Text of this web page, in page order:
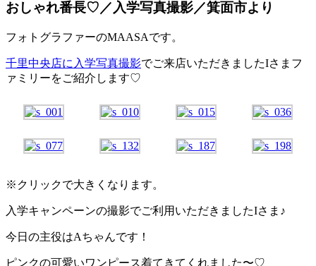
おしゃれ番長♡／入学写真撮影／箕面市より
フォトグラファーのMAASAです。
千里中央店に入学写真撮影でご来店いただきましたIさまフ
ァミリーをご紹介します♡
※クリックで大きくなります。
入学キャンペーンの撮影でご利用いただきましたIさま♪
今日の主役はAちゃんです！
ピンクの可愛いワンピース着てきてくれました〜♡